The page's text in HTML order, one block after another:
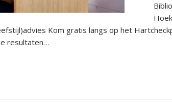
Kom gratis langs op het
resultaten…